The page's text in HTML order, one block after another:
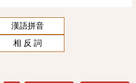
漢語拼音
相 反 詞